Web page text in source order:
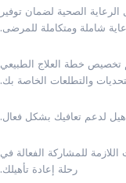
الصحية لضمان توفير
شاملة ومتكاملة للمرضى.
تخصيص خطة العلاج الطبيعي
والتطلعات الخاصة بك.
لدعم تعافيك بشكل فعال.
للمشاركة الفعالة في
رحلة إعادة تأهيلك.